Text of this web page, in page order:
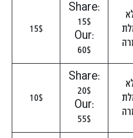
Share:
15$
Our:
60$
15$
Share:
20$
Our:
55$
10$